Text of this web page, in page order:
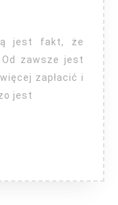
markowego
laptopa
się
opłaca?
zawsze jest
zapłacić i
jest